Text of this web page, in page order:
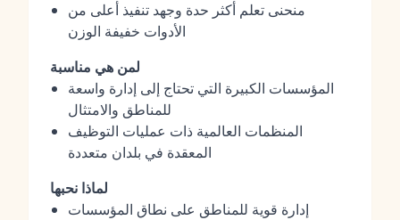
منحنى تعلم أكثر حدة وجهد تنفيذ أعلى من
الأدوات خفيفة الوزن
لمن هي مناسبة
المؤسسات الكبيرة التي تحتاج إلى إدارة واسعة
للمناطق والامتثال
المنظمات العالمية ذات عمليات التوظيف
المعقدة في بلدان متعددة
لماذا نحبها
إدارة قوية للمناطق على نطاق المؤسسات